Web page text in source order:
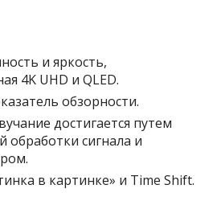
и яркость,
4K UHD и QLED.
обзорности.
достигается путем
обработки сигнала и
в картинке» и Time Shift.